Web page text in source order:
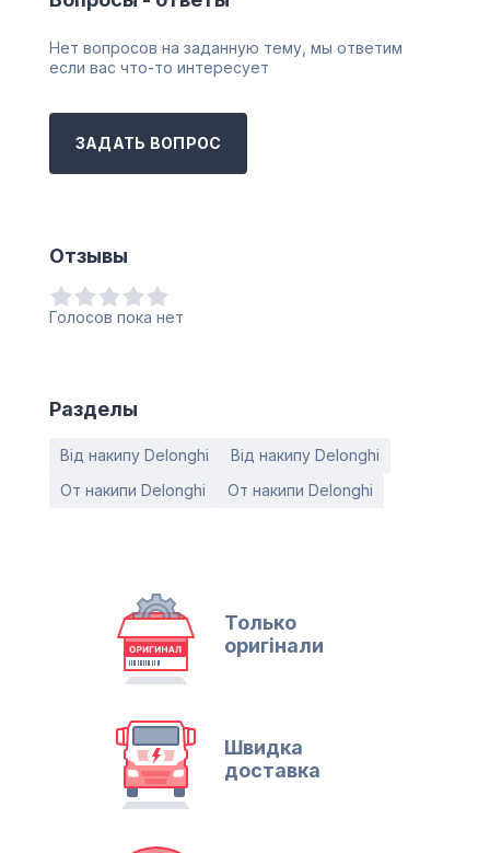
Нет вопросов на заданную тему, мы ответим
если вас что-то интересует
ЗАДАТЬ ВОПРОС
Отзывы
Голосов пока нет
Разделы
Від накипу Delonghi
Від накипу Delonghi
От накипи Delonghi
От накипи Delonghi
Только
оригінали
Швидка
доставка